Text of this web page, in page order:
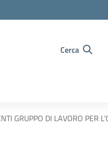
Cerca
GRUPPO DI LAVORO PER